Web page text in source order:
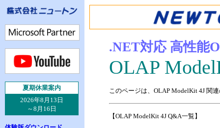
夏期休業案内
2026年8月13日
～8月16日
.NET対応 高性能
OLAP
このページは、OLAP ModelKit 4J 関
【OLAP ModelKit 4J Q&A一覧】